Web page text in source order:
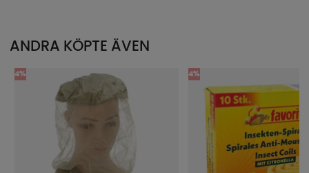
ANDRA KÖPTE ÄVEN
4% 4%